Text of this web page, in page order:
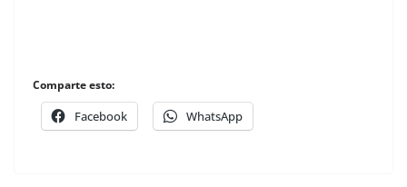
Comparte esto:
Facebook WhatsApp